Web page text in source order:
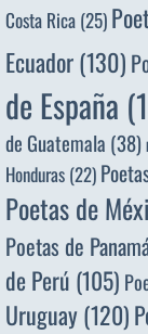
Costa Rica(25)
Ecuador(130)
de España
de Guatemala (38)
Honduras (22)
Poetas de
Poetas de
de Perú (105)
Uruguay(120)